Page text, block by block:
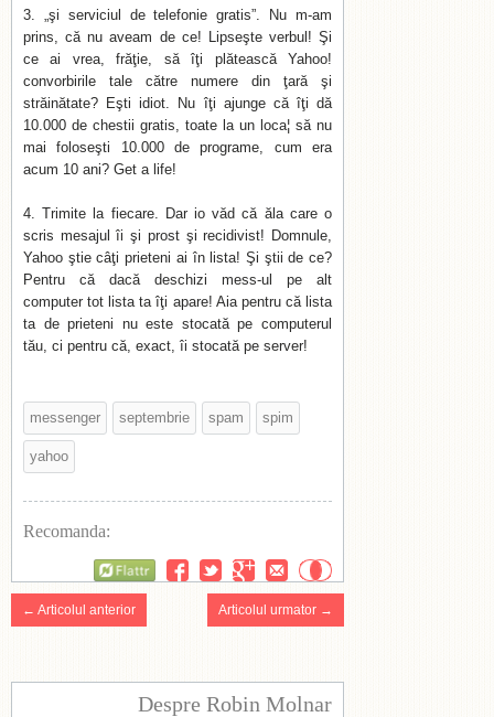
„şi serviciul de telefonie gratis”. Nu m-am
prins, că nu aveam de ce! Lipseşte verbul! Şi
ce ai vrea, frăţie, să îţi plătească Yahoo!
convorbirile tale către numere din ţară şi
străinătate? Eşti idiot. Nu îţi ajunge că îţi dă
10.000 de chestii gratis, toate la un loca¦ să nu
mai foloseşti 10.000 de programe, cum era
acum 10 ani? Get a life!
Trimite la fiecare. Dar io văd că ăla care o
scris mesajul îi şi prost şi recidivist! Domnule,
Yahoo ştie câţi prieteni ai în lista! Şi ştii de ce?
Pentru că dacă deschizi mess-ul pe alt
computer tot lista ta îţi apare! Aia pentru că lista
ta de prieteni nu este stocată pe computerul
tău, ci pentru că, exact, îi stocată pe server!
messenger septembrie spam spim
yahoo
Recomanda:
← Articolul anterior Articolul urmator →
Despre Robin Molnar